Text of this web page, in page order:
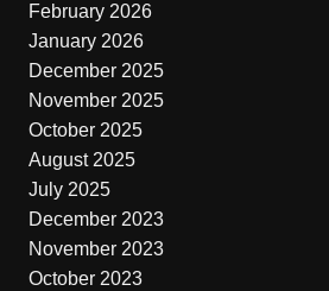
February 2026
January 2026
December 2025
November 2025
October 2025
August 2025
July 2025
December 2023
November 2023
October 2023